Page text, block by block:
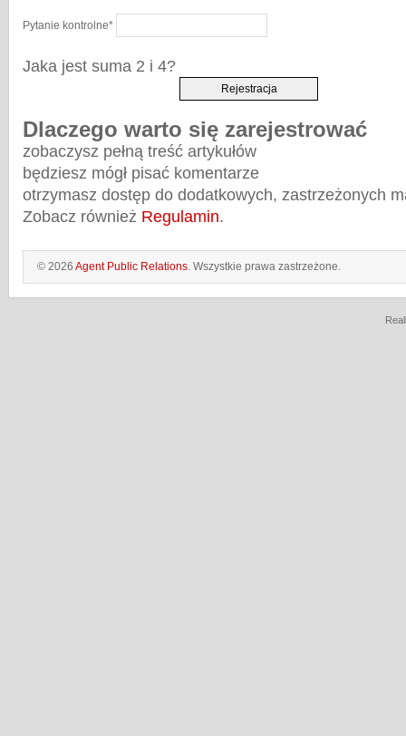
Pytanie kontrolne*
Jaka jest suma 2 i 4?
Dlaczego warto się zarejestrować
zobaczysz pełną treść artykułów
będziesz mógł pisać komentarze
otrzymasz dostęp do dodatkowych, zastrzeżonych
Zobacz również Regulamin.
© 2026 Agent Public Relations. Wszystkie prawa zastrzeżone.